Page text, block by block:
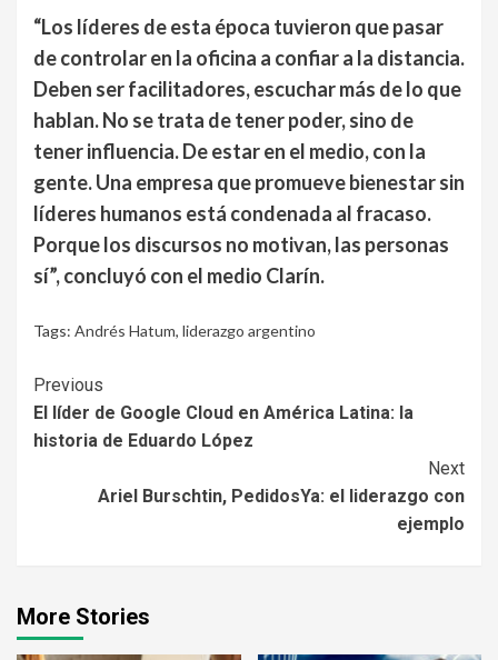
“Los líderes de esta época tuvieron que pasar
de controlar en la oficina a confiar a la distancia.
Deben ser facilitadores, escuchar más de lo que
hablan. No se trata de tener poder, sino de
tener influencia. De estar en el medio, con la
gente. Una empresa que promueve bienestar sin
líderes humanos está condenada al fracaso.
Porque los discursos no motivan, las personas
sí”, concluyó con el medio Clarín.
Tags: Andrés Hatum, liderazgo argentino
Continue
Reading
Previous
El líder de Google Cloud en América Latina: la
historia de Eduardo López
Next
Ariel Burschtin, PedidosYa: el liderazgo con
ejemplo
More Stories